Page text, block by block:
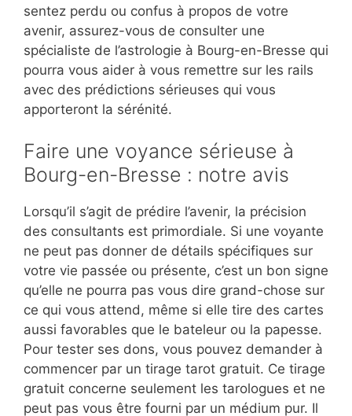
sentez perdu ou confus à propos de votre
avenir, assurez-vous de consulter une
spécialiste de l’astrologie à Bourg-en-Bresse qui
pourra vous aider à vous remettre sur les rails
avec des prédictions sérieuses qui vous
apporteront la sérénité.
Faire une voyance sérieuse à
Bourg-en-Bresse : notre avis
Lorsqu’il s’agit de prédire l’avenir, la précision
des consultants est primordiale. Si une voyante
ne peut pas donner de détails spécifiques sur
votre vie passée ou présente, c’est un bon signe
qu’elle ne pourra pas vous dire grand-chose sur
ce qui vous attend, même si elle tire des cartes
aussi favorables que le bateleur ou la papesse.
Pour tester ses dons, vous pouvez demander à
commencer par un tirage tarot gratuit. Ce tirage
gratuit concerne seulement les tarologues et ne
peut pas vous être fourni par un médium pur. Il